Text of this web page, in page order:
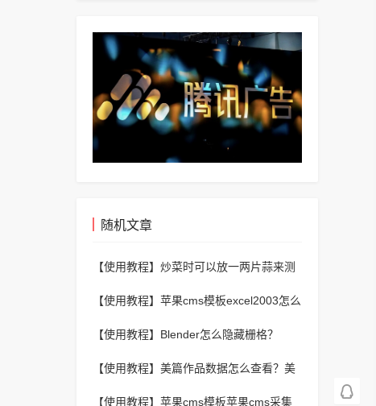
随机文章
【使用教程】 炒菜时可以放一两片蒜来测
庄园1月11日答案
【使用教程】 苹果cms模板excel2003怎么
cms
【使用教程】 Blender怎么隐藏栅格？
【使用教程】 美篇作品数据怎么查看？美
【使用教程】 苹果cms模板苹果cms采集